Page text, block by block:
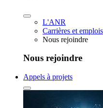
L'ANR
Carrières et emplois
Nous rejoindre
Nous rejoindre
Appels à projets